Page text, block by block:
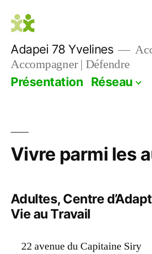
contenu
Adapei 78 Yvelines
Accompagner | Défendre
Présentation Réseau
Vivre parmi les
Adultes, Centre
Vie au Travail
22 avenue du Capitaine Siry